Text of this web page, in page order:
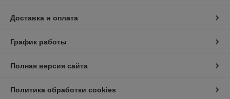
Доставка и оплата
График работы
Полная версия сайта
Политика обработки cookies